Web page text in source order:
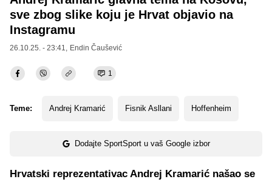
sve zbog slike koju je Hrvat objavio na
Instagramu
26.10.25. - 23:41, Endin Čaušević
1
Teme: Andrej Kramarić Fisnik Asllani Hoffenheim
Dodajte SportSport u vaš Google izbor
Hrvatski reprezentativac Andrej Kramarić našao se